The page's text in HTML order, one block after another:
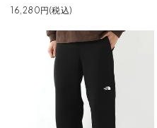
16,280円(税込)